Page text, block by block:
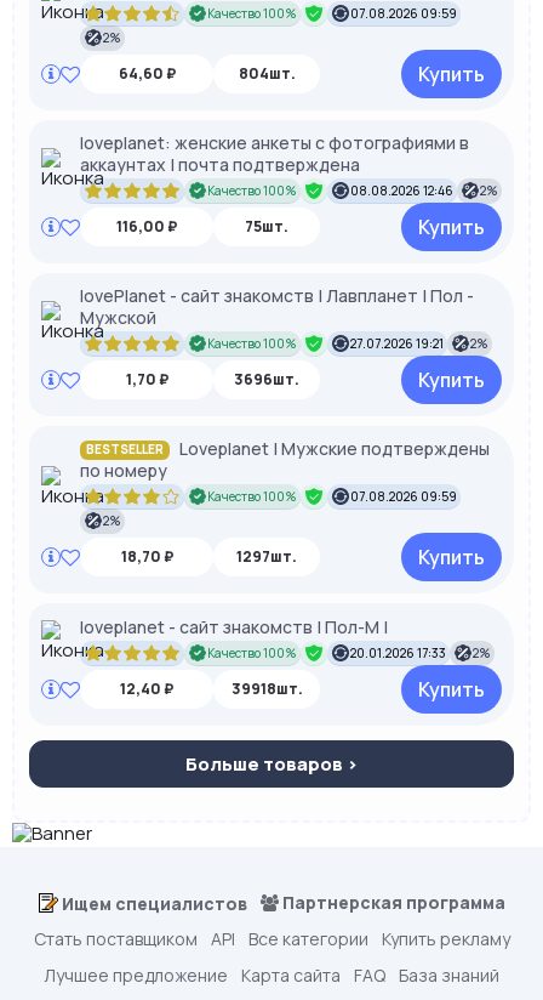
Качество 100%
07.08.2026 09:59
2%
64,60 ₽ 804шт. Купить
loveplanet: женские анкеты с фотографиями в
аккаунтах | почта подтверждена
Качество 100% 08.08.2026 12:46 2%
116,00 ₽ 75шт. Купить
lovePlanet - сайт знакомств | Лавпланет | Пол -
Мужской
Качество 100% 27.07.2026 19:21 2%
1,70 ₽ 3696шт. Купить
BESTSELLER
Loveplanet | Мужские подтверждены
по номеру
Качество 100%
07.08.2026 09:59
2%
18,70 ₽ 1297шт. Купить
loveplanet - сайт знакомств | Пол-М |
Качество 100% 20.01.2026 17:33 2%
12,40 ₽ 39918шт. Купить
Больше товаров >
Ищем специалистов
Партнерская программа
Стать поставщиком
API Все категории
Купить рекламу
Лучшее предложение
Карта сайта FAQ
База знаний